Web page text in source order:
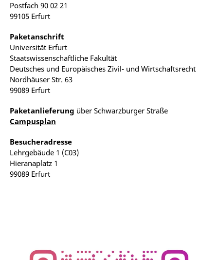
Postfach 90 02 21
99105 Erfurt
Paketanschrift
Universität Erfurt
Staatswissenschaftliche Fakultät
Deutsches und Europäisches Zivil- und Wirtschaftsrecht
Nordhäuser Str. 63
99089 Erfurt
Paketanlieferung über Schwarzburger Straße
Campusplan
Besucheradresse
Lehrgebäude 1 (C03)
Hieranaplatz 1
99089 Erfurt